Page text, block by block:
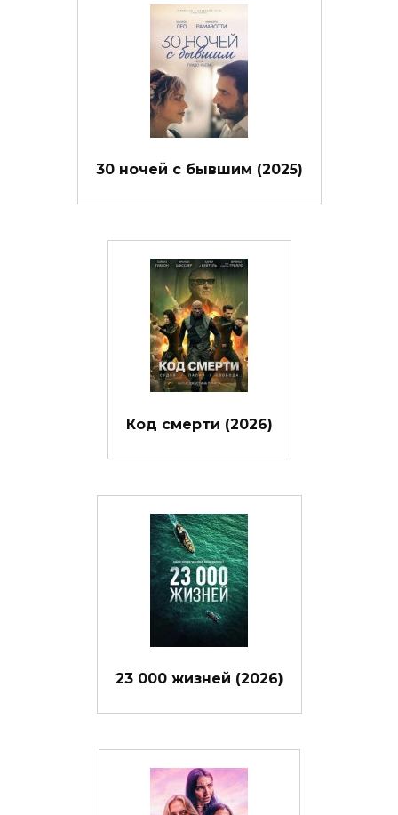
30 ночей с бывшим (2025)
Код смерти (2026)
23 000 жизней (2026)